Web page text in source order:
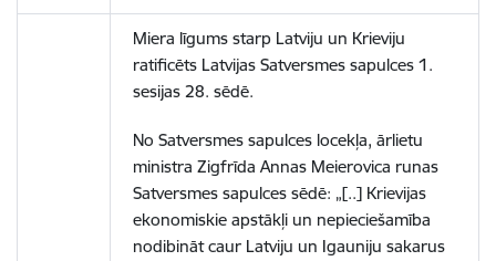
Miera līgums starp Latviju un Krieviju
ratificēts Latvijas Satversmes sapulces 1.
sesijas 28. sēdē.
No Satversmes sapulces locekļa, ārlietu
ministra Zigfrīda Annas Meierovica runas
Satversmes sapulces sēdē: „[..] Krievijas
ekonomiskie apstākļi un nepieciešamība
nodibināt caur Latviju un Igauniju sakarus